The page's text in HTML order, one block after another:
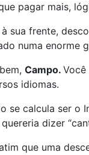
pagar mais,
à sua frente,
numa enorme
Campo. Você
idiomas.
se calcula ser o
quereria dizer
que uma